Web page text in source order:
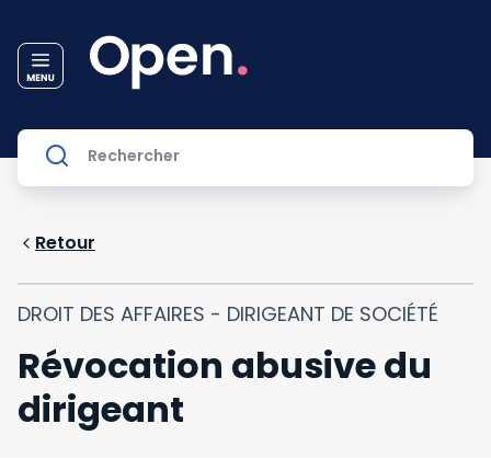
Retour
DROIT DES AFFAIRES - DIRIGEANT DE SOCIÉTÉ
Révocation abusive du
dirigeant